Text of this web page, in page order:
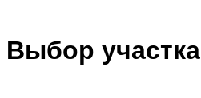
Выбор участка